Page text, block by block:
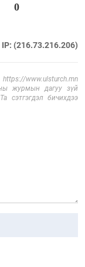
0
(216.73.216.206)
www.ulsturch.mn
журмын дагуу зүй
сэтгэгдэл бичихдээ